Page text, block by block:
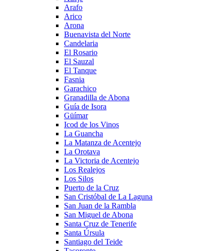
Arafo
Arico
Arona
Buenavista del Norte
Candelaria
El Rosario
El Sauzal
El Tanque
Fasnia
Garachico
Granadilla de Abona
Guía de Isora
Güímar
Icod de los Vinos
La Guancha
La Matanza de Acentejo
La Orotava
La Victoria de Acentejo
Los Realejos
Los Silos
Puerto de la Cruz
San Cristóbal de La Laguna
San Juan de la Rambla
San Miguel de Abona
Santa Cruz de Tenerife
Santa Úrsula
Santiago del Teide